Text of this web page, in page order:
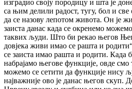
изградио своју породицу и шта је
са њим делили радост, тугу, бол и
да се назову лепотом живота. Он је
заиста данас када се окренемо
таквих људи. Што би рекао његов
довјека живи имао се рашта и
се заиста имао рашта и родити. Када
набрајамо његове функције, овде
можемо се сетити да функције нису
најважније ово је данас његов скуп.